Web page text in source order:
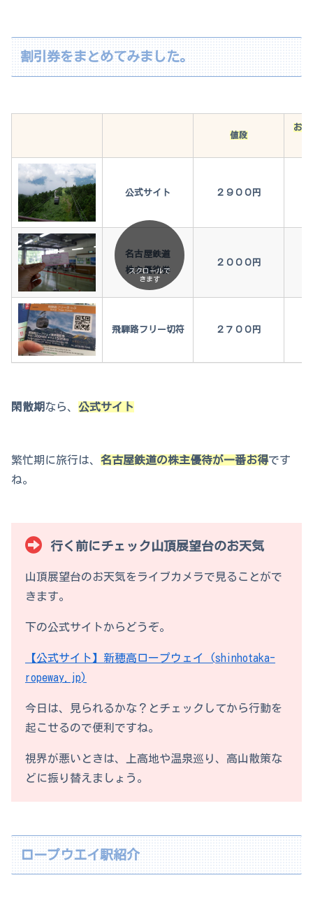
割引券をまとめてみました。
値段
お
公式サイト
２９００円
名古屋鉄道
株主優待券
２０００円
飛騨路フリー切符 ２７００円
スクロールで
きます
閑散期なら、 公式サイト
繁忙期に旅行は、 名古屋鉄道の株主優待が一番お得です
ね。
行く前にチェック山頂展望台のお天気
山頂展望台のお天気をライブカメラで見ることがで
きます。
下の公式サイトからどうぞ。
【公式サイト】新穂高ロープウェイ (shinhotaka-
ropeway.jp)
今日は、見られるかな？とチェックしてから行動を
起こせるので便利ですね。
視界が悪いときは、上高地や温泉巡り、高山散策な
どに振り替えましょう。
ロープウエイ駅紹介